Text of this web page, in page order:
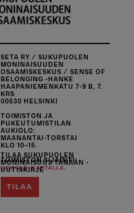
SETA RY / SUKUPUOLEN
MONINAISUUDEN
OSAAMISKESKUS / SENSE OF
BELONGING -HANKE
HAAPANIEMENKATU 7-9 B, 7.
KRS
00530 HELSINKI
TOIMISTON JA
PUKEUTUMISTILAN
AUKIOLO:
MAANANTAI-TORSTAI
KLO 10–15.
TOIMISTON SIJAINTI
GOOGLE-KARTALLA.
TILAA SUKUPUOLEN
MONINAISUUS TÄNÄÄN -
UUTISKIRJE
TILAA